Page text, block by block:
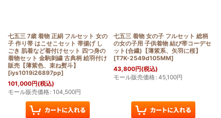
七五三 7歳 着物 正絹 フルセット 女の
子 作り帯 はこせこセット 帯揚げ し
ごき 肌着など着付けセット 四つ身の
着物セット 金駒刺繍 古典柄 絵羽付け
販売【薄紫色、束ね熨斗】
[iys1019i26897pp]
101,000円(税込)
モール販売価格: 104,500円
七五三 着物 女の子 フルセット 総柄
の女の子用 子供着物 結び帯コーデセ
ット(合繊)【薄紫系、矢羽に桜】
[T7K-2549d105MM]
43,800円(税込)
モール販売価格: 45,100円